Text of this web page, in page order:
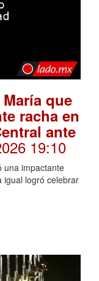
que
racha en
ante
19:10
una impactante
igual logró celebrar